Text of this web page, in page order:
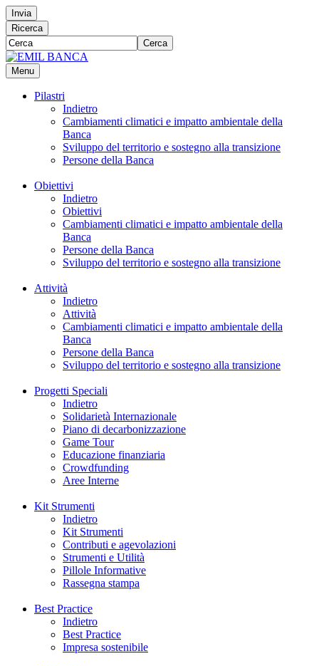
Invia
Ricerca
Cerca
Menu
Pilastri
Indietro
Cambiamenti climatici e impatto ambientale della
Banca
Sviluppo del territorio e sostegno alla transizione
Persone della Banca
Obiettivi
Indietro
Obiettivi
Cambiamenti climatici e impatto ambientale della
Banca
Persone della Banca
Sviluppo del territorio e sostegno alla transizione
Attività
Indietro
Attività
Cambiamenti climatici e impatto ambientale della
Banca
Persone della Banca
Sviluppo del territorio e sostegno alla transizione
Progetti Speciali
Indietro
Solidarietà Internazionale
Piano di decarbonizzazione
Game Tour
Educazione finanziaria
Crowdfunding
Aree Interne
Kit Strumenti
Indietro
Kit Strumenti
Contributi e agevolazioni
Strumenti e Utilità
Pillole Informative
Rassegna stampa
Best Practice
Indietro
Best Practice
Impresa sostenibile